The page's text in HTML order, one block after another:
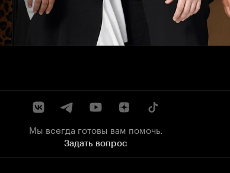
Мы всегда готовы вам помочь.
Задать вопрос